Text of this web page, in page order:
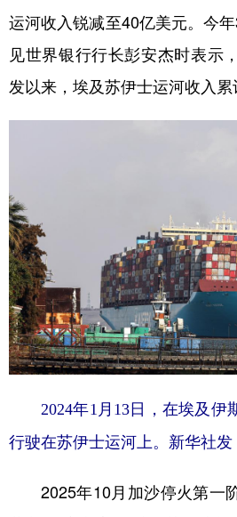
运河收入锐减至40亿美元。今
见世界银行行长彭安杰时表示
发以来，埃及苏伊士运河收入累
2024年1月13日，在埃及伊
行驶在苏伊士运河上。新华社发
2025年10月加沙停火第一